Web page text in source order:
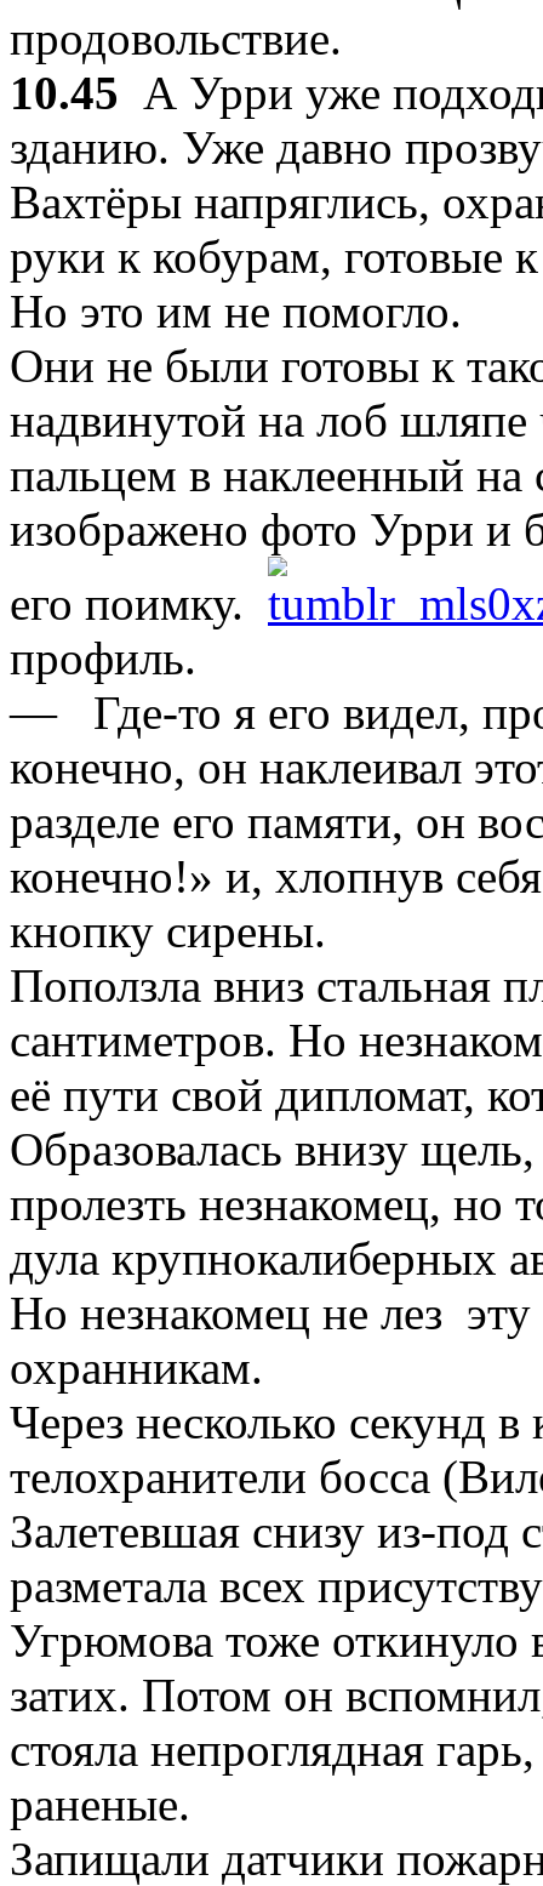
продовольствие.
10.45 А Урри уже
зданию. Уже давно
Вахтёры напряглись,
руки к кобурам, готовые
Но это им не помогло.
Они не были готовы к
надвинутой на лоб шляпе
пальцем в наклеенный на
изображено фото Урри и
его поимку.
профиль.
— Где-то я его видел,
конечно, он наклеивал
разделе его памяти, он
конечно!» и, хлопнув
кнопку сирены.
Поползла вниз стальная
сантиметров. Но
её пути свой дипломат,
Образовалась внизу
пролезть незнакомец, но
дула крупнокалиберных
Но незнакомец не лез
охранникам.
Через несколько секунд
телохранители босса
Залетевшая снизу из-под
разметала всех
Угрюмова тоже откинуло
затих. Потом он
стояла непроглядная
раненые.
Запищали датчики